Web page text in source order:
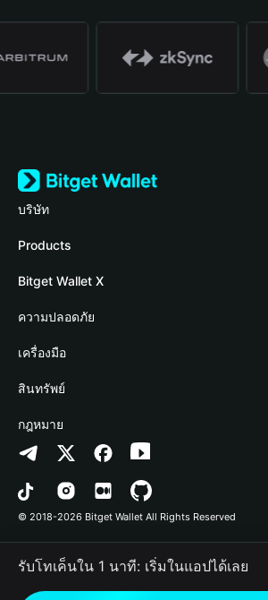
บริษัท
เกี่ยวกับ Bitget Wallet
Blog
Academy
ข่าวสารด้านคริปโต
ศูนย์ช่วยเหลือ
ติดต่อเรา
ทรัพยากรข้อมูลของแบรนด์
อาชีพ
Products
Crypto Card
Stablecoin Earn
Payfi Crypto
Crypto Swap API
Altcoin Season Index
Prediction Markets
DApp
RWA
Bitget Wallet X
นักพัฒนา
เชื่อมต่อ Wallet
Bitget Wallet Pay
ลิสต์โปรเจกต์
ความปลอดภัย
Protection Fund
เทคโนโลยีความปลอดภัย
เครื่องมือ
ซื้อคริปโต
การตรวจจับการอนุญาต
การตรวจจับสัญญา
การโอนเป็นชุด
สินทรัพย์
Arbitrum
Avalanche
Bitcoin
Polygon
กฎหมาย
นโยบายความเป็นส่วนตัว
ข้อตกลงในการใช้บริการ
© 2018-2026 Bitget Wallet All Rights Reserved
รับโทเค็นใน 1 นาที: เริ่มในแอปได้เลย